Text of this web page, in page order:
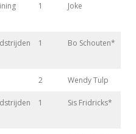
1 Joke
1 Bo Schouten*
2 Wendy Tulp
1 Sis Fridricks*